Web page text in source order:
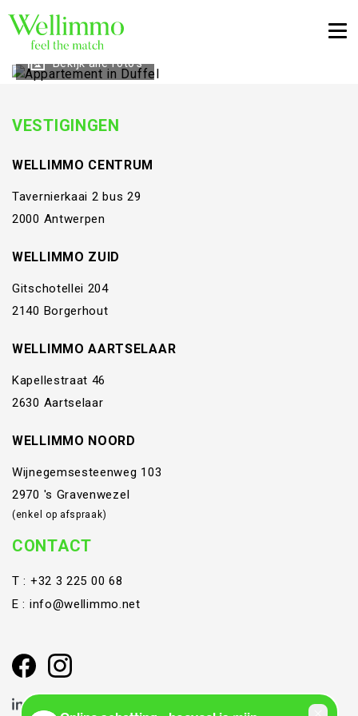
Bekijk alle foto's
VESTIGINGEN
WELLIMMO CENTRUM
Tavernierkaai 2 bus 29
2000 Antwerpen
WELLIMMO ZUID
Gitschotellei 204
2140 Borgerhout
WELLIMMO AARTSELAAR
Kapellestraat 46
2630 Aartselaar
WELLIMMO NOORD
Wijnegemsesteenweg 103
2970 's Gravenwezel
(enkel op afspraak)
CONTACT
T : +32 3 225 00 68
E : info@wellimmo.net